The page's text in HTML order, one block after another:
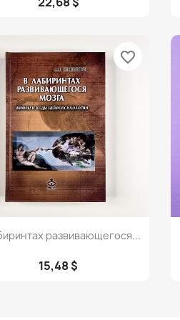
Просмотр
развивающегося...
15,48 $
favorite_border